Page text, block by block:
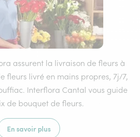
assurent la livraison de fleurs à
fleurs livré en mains propres, 7j/7,
Interflora Cantal vous guide
de bouquet de fleurs.
En savoir plus